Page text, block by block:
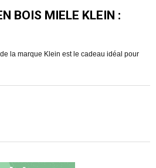
BOIS MIELE KLEIN :
la marque Klein est le cadeau idéal pour